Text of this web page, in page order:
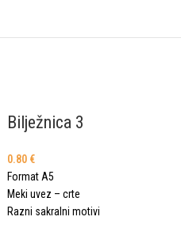
Bilježnica 3
0.80 €
Format A5
Meki uvez – crte
Razni sakralni motivi